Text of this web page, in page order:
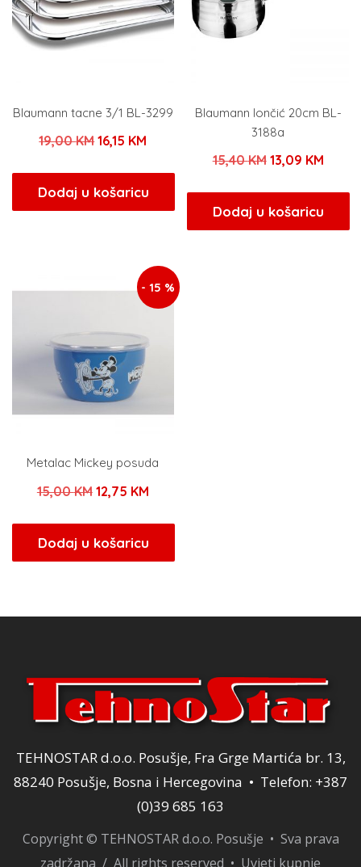
Blaumann tacne 3/1 BL-3299
19,00KMIzvorna
bila
je:
16,15 KM
je:
16,15 KM.
Dodaj u košaricu
Blaumann lončić 20cm BL-
3188a
15,40KM Izvorna
bila
je:
13,09 KM
je:
13,09
Dodaj u košaricu
- 15 %
Metalac Mickey posuda
15,00KM Izvorna
bila
je:
12,75 KMTrenutna
je:
12,75 KM.
Dodaj u košaricu
TEHNOSTAR d.o.o. Posušje, Fra Grge Martića br. 13,
88240 Posušje, Bosna i Hercegovina • Telefon: +387
(0)39 685 163
Copyright © TEHNOSTAR d.o.o. Posušje • Sva prava
zadržana / All rights reserved • Uvjeti kupnje